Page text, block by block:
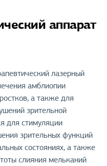
аппарат
лазерный
амблиопии
а также для
зрительной
для стимуляции
зрительных функций
состояниях, а также
слияния мельканий